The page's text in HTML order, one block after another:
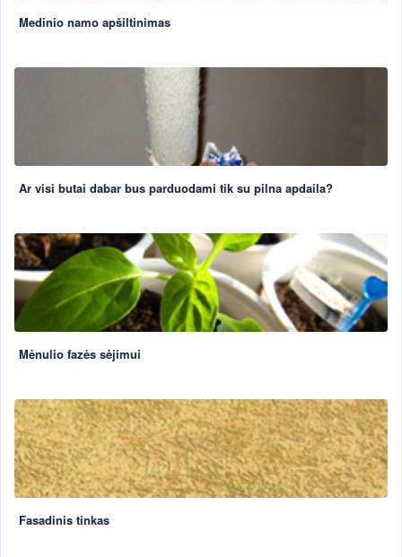
Medinio namo apšiltinimas
Ar visi butai dabar bus parduodami tik su pilna apdaila?
Mėnulio fazės sėjimui
Fasadinis tinkas